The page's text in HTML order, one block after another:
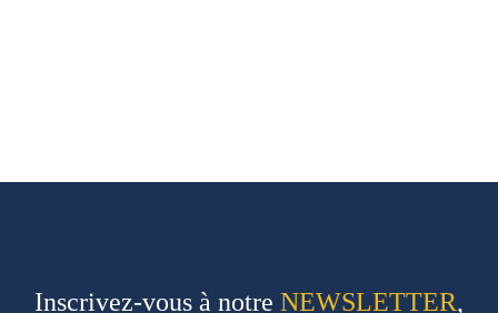
Inscrivez-vous à notre NEWSLETTER,